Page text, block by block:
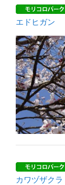
エドヒガン
カワヅザクラ